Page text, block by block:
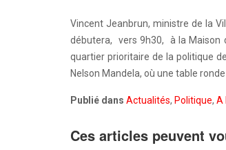
Vincent Jeanbrun, ministre de la
débutera, vers 9h30, à la Maison
quartier prioritaire de la politique
Nelson Mandela, où une table
Publié dans Actualités, Politique, A
Ces articles peuvent